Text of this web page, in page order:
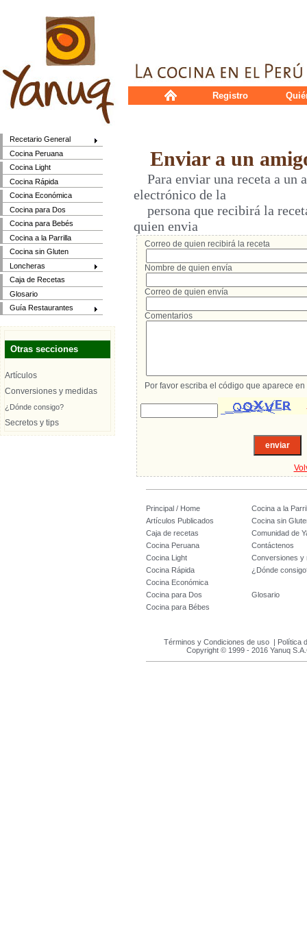
Recetario General
Cocina Peruana
Cocina Light
Cocina Rápida
Cocina Económica
Cocina para Dos
Cocina para Bebés
Cocina a la Parrilla
Cocina sin Gluten
Loncheras
Caja de Recetas
Glosario
Guía Restaurantes
Otras secciones
Artículos
Conversiones y medidas
¿Dónde consigo?
Secretos y tips
Registro
Enviar a un
Para enviar una receta a un
electrónico de la
persona que recibirá la
quien envia
Correo de quien recibirá la receta
Nombre de quien envía
Correo de quien envía
Comentarios
Por favor escriba el código que aparece en
Principal / Home
Cocina a la
Artículos Publicados
Cocina sin
Caja de recetas
Comunidad de
Cocina Peruana
Contáctenos
Cocina Light
Conversiones y
Cocina Rápida
¿Dónde
Cocina Económica
Cocina para Dos
Glosario
Cocina para Bébes
Términos y Condiciones de uso| Política
Copyright © 1999 - 2016 Yanuq